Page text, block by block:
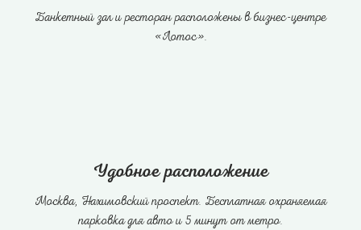
Банкетный зал и ресторан расположены в бизнес-центре
«Лотос».
Удобное расположение
Москва, Нахимовский проспект. Бесплатная охраняемая
парковка для авто и 5 минут от метро.